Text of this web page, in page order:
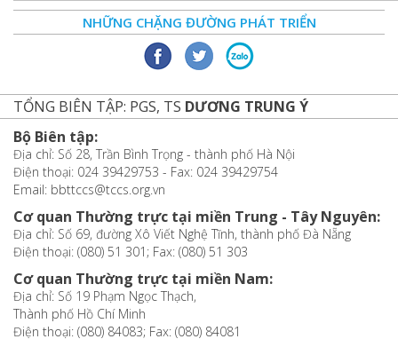
NHỮNG CHẶNG ĐƯỜNG PHÁT TRIỂN
TỔNG BIÊN TẬP: PGS, TS DƯƠNG TRUNG Ý
Bộ Biên tập:
Địa chỉ: Số 28, Trần Bình Trọng - thành phố Hà Nội
Điện thoại: 024 39429753 - Fax: 024 39429754
Email: bbttccs@tccs.org.vn
Cơ quan Thường trực tại miền Trung - Tây Nguyên:
Địa chỉ: Số 69, đường Xô Viết Nghệ Tĩnh, thành phố Đà Nẵng
Điện thoại: (080) 51 301; Fax: (080) 51 303
Cơ quan Thường trực tại miền Nam:
Địa chỉ: Số 19 Phạm Ngọc Thạch,
Thành phố Hồ Chí Minh
Điện thoại: (080) 84083; Fax: (080) 84081